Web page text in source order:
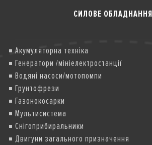
СИЛОВЕ ОБЛАДНАННЯ
Акумуляторна техніка
Генератори /мініелектростанції
Водяні насоси/мотопомпи
Грунтофрези
Газонокосарки
Мультисистема
Снігоприбиральники
Двигуни загального призначення